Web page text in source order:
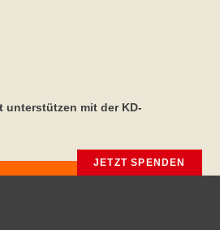
unterstützen mit der KD-
JETZT SPENDEN